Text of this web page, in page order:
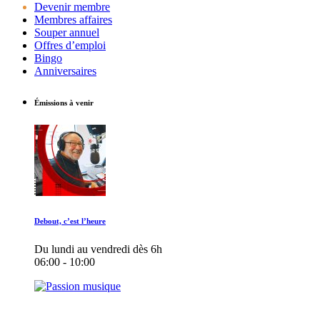
Devenir membre
Membres affaires
Souper annuel
Offres d’emploi
Bingo
Anniversaires
Émissions à venir
Debout, c’est l’heure
Du lundi au vendredi dès 6h
06:00 - 10:00